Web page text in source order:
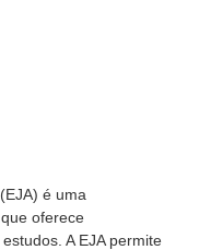
é uma
oferece
A EJA permite